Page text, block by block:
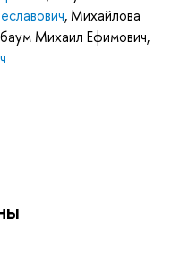
, Михайлова
Михаил Ефимович,